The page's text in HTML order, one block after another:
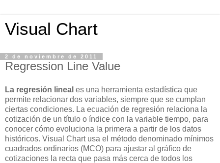
Visual Chart
2 de noviembre de 2011
Regression Line Value
La regresión lineal es una herramienta estadística que
permite relacionar dos variables, siempre que se cumplan
ciertas condiciones. La ecuación de regresión relaciona la
cotización de un título o índice con la variable tiempo, para
conocer cómo evoluciona la primera a partir de los datos
históricos. Visual Chart usa el método denominado mínimos
cuadrados ordinarios (MCO) para ajustar al gráfico de
cotizaciones la recta que pasa más cerca de todos los